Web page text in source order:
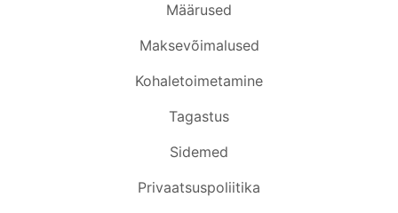
Määrused
Maksevõimalused
Kohaletoimetamine
Tagastus
Sidemed
Privaatsuspoliitika